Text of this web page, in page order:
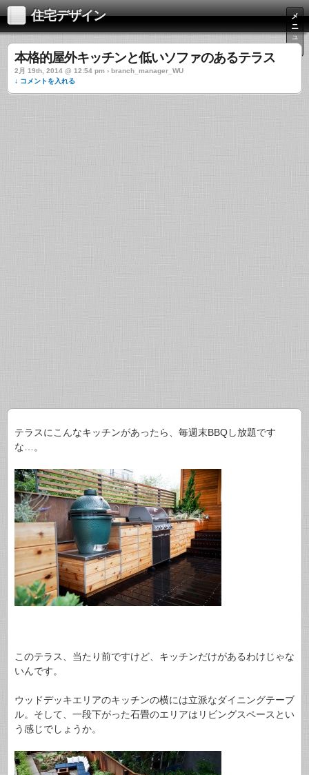
住宅デザイン
メ
ニ
ュ
ー
本格的屋外キッチンと低いソファのあるテラス
2月 19th, 2014 @ 12:54 pm › branch_manager_WU
↓ コメントを入れる
テラスにこんなキッチンがあったら、毎週末BBQし放題です
な…。
このテラス、当たり前ですけど、キッチンだけがあるわけじゃな
いんです。
ウッドデッキエリアのキッチンの横には立派なダイニングテーブ
ル。そして、一段下がった石畳のエリアはリビングスペースとい
う感じでしょうか。